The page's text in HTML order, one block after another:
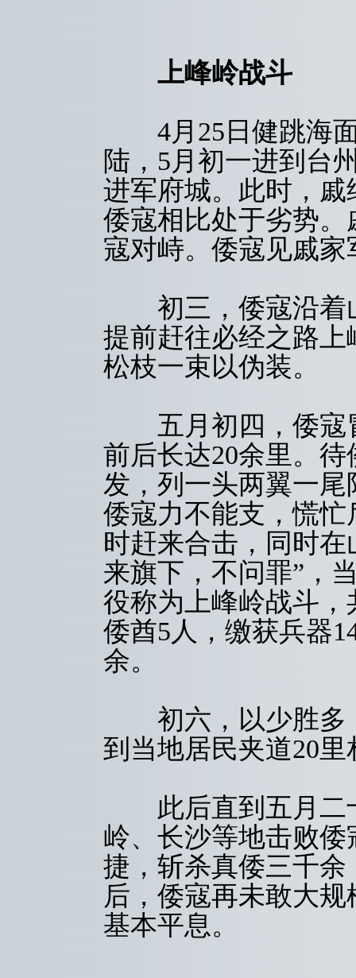
上峰岭战斗
4月25日健跳海面
陆，5月初一进到台
进军府城。此时，戚
倭寇相比处于劣势
寇对峙。倭寇见戚
初三，倭寇沿着
提前赶往必经之路
松枝一束以伪装。
五月初四，倭寇
前后长达20余里。
发，列一头两翼一
倭寇力不能支，慌
时赶来合击，同时
来旗下，不问罪”，
役称为上峰岭战斗，
倭酋5人，缴获兵器
余。
初六，以少胜多
到当地居民夹道20
此后直到五月二
岭、长沙等地击败
捷，斩杀真倭三千
后，倭寇再未敢大
基本平息。